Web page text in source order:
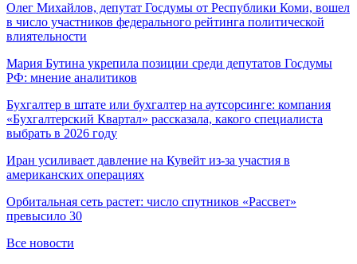
Олег Михайлов, депутат Госдумы от Республики Коми, вошел
в число участников федерального рейтинга политической
влиятельности
Мария Бутина укрепила позиции среди депутатов Госдумы
РФ: мнение аналитиков
Бухгалтер в штате или бухгалтер на аутсорсинге: компания
«Бухгалтерский Квартал» рассказала, какого специалиста
выбрать в 2026 году
Иран усиливает давление на Кувейт из-за участия в
американских операциях
Орбитальная сеть растет: число спутников «Рассвет»
превысило 30
Все новости